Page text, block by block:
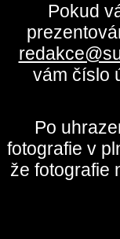
Pokud
vám číslo
Po
fotografie v
že fotografie